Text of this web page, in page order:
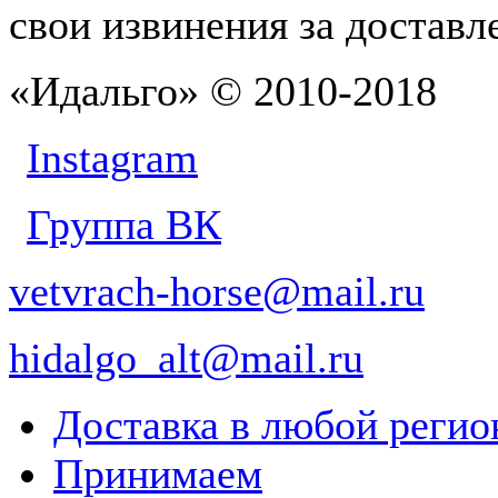
свои извинения за
«Идальго» © 2010-2018
Instagram
Группа ВК
vetvrach-horse@mail.ru
hidalgo_alt@mail.ru
Доставка в любой
Принимаем